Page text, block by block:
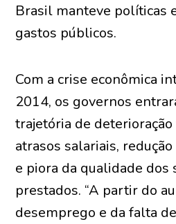
Brasil manteve políticas
gastos públicos.
Com a crise econômica
2014, os governos
trajetória de
atrasos salariais,
e piora da qualidade dos
prestados. “A partir do
desemprego e da falta